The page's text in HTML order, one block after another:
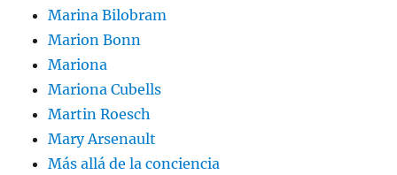
Marina Bilobram
Marion Bonn
Mariona
Mariona Cubells
Martin Roesch
Mary Arsenault
Más allá de la conciencia